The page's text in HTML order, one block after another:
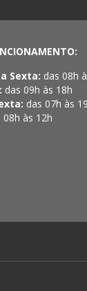
Sexta: das 08h
das 09h às 18h
das 07h às
08h às 12h